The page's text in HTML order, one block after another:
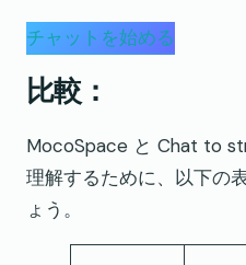
チャットを始める
比較：
MocoSpace と Chat to
理解するために、以下の
ょう。